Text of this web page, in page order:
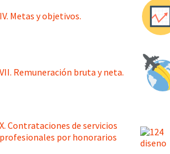
IV. Metas y objetivos.
VII. Remuneración bruta y neta.
X. Contrataciones de servicios
profesionales por honorarios